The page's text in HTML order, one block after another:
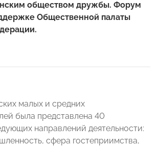
обществом дружбы. Форум
Общественной палаты
малых и средних
была представлена 40
направлений деятельности:
сфера гостеприимства,